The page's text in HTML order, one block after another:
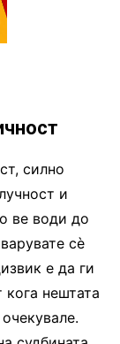
силно
и
ве води до
сè
е да ги
нештата